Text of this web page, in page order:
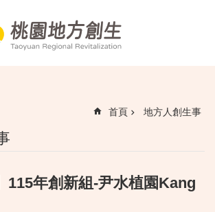
首頁 地方人創生事
115年創新組-尹水植園Kang